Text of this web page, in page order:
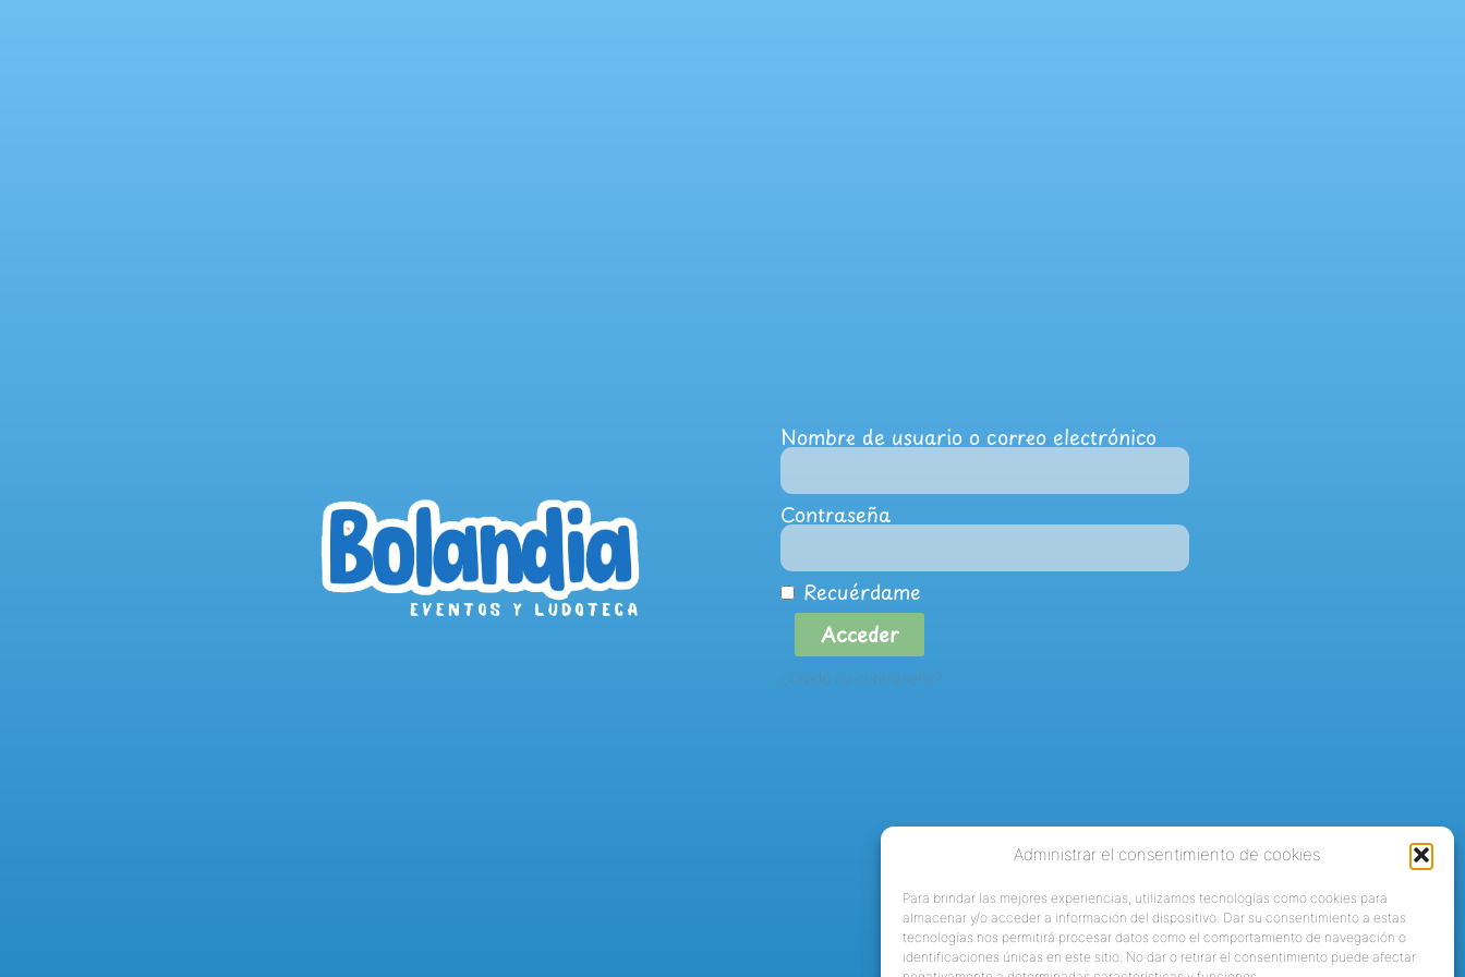
Administrar el consentimiento de cookies
Para brindar las mejores experiencias, utilizamos tecnologías como cookies para
almacenar y/o acceder a información del dispositivo. Dar su consentimiento a estas
tecnologías nos permitirá procesar datos como el comportamiento de navegación o
identificaciones únicas en este sitio. No dar o retirar el consentimiento puede afectar
Nombre de usuario o correo electrónico
Contraseña
Recuérdame
Acceder
¿Olvidó su contraseña?